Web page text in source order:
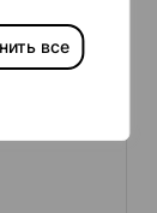
все
В 20
в Израиле,